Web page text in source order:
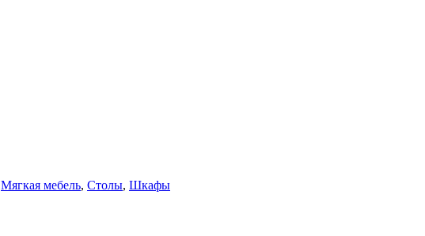
Мягкая мебель, Столы, Шкафы